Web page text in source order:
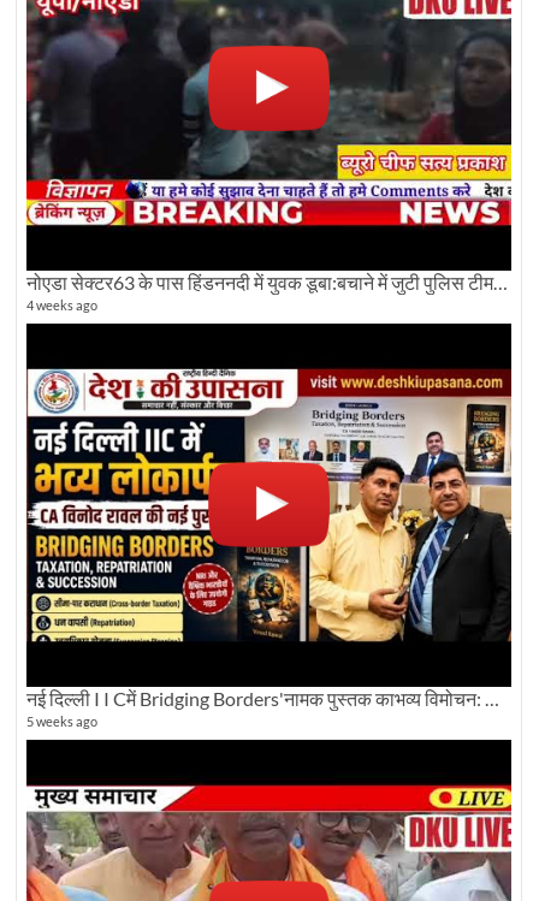
नोएडा सेक्टर63 के पास हिंडननदी में युवक डूबा:बचाने में जुटी पुलिस टीम: देखिए पूरी ग्राउंड रिपोर्टिंग
4 weeks ago
नई दिल्ली I I Cमें Bridging Borders'नामक पुस्तक काभव्य विमोचन: Dku ब्यूरो चीफ की ग्राउंड रिपोर्टिंग
5 weeks ago